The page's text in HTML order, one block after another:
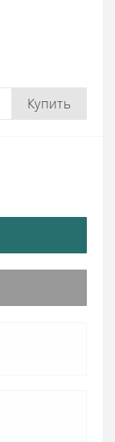
Купить